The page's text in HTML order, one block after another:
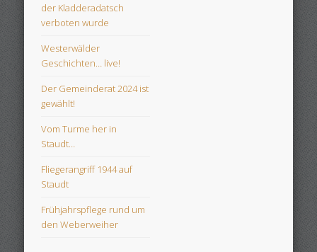
der Kladderadatsch
verboten wurde
Westerwälder
Geschichten… live!
Der Gemeinderat 2024 ist
gewählt!
Vom Turme her in
Staudt…
Fliegerangriff 1944 auf
Staudt
Frühjahrspflege rund um
den Weberweiher